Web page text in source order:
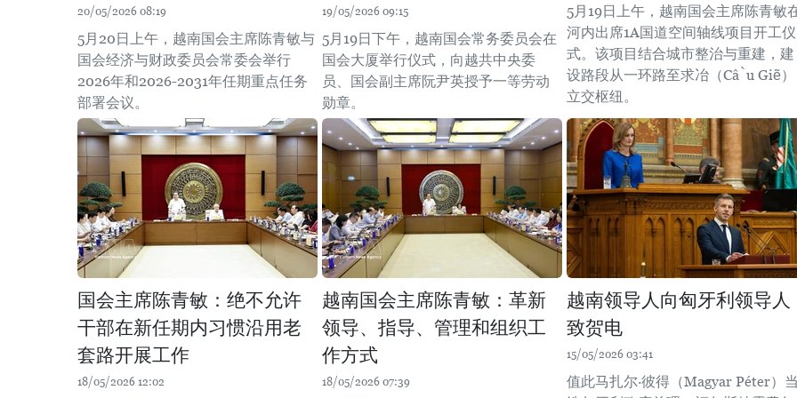
20/05/2026 08:19
5月20日上午，越南国会主席陈青敏与
国会经济与财政委员会常委会举行
2026年和2026-2031年任期重点任务
部署会议。
19/05/2026 09:15
5月19日下午，越南国会常务委员会在
国会大厦举行仪式，向越共中央委
员、国会副主席阮尹英授予一等劳动
勋章。
5月19日上午，越南国会主席陈青敏
河内出席1A国道空间轴线项目开工仪
式。该项目结合城市整治与重建，建
设路段从一环路至求冶（Cầu Giẽ）
立交枢纽。
国会主席陈青敏：绝不允许
干部在新任期内习惯沿用老
套路开展工作
18/05/2026 12:02
越南国会主席陈青敏：革新
领导、指导、管理和组织工
作方式
18/05/2026 07:39
越南领导人向匈牙利领导人
致贺电
15/05/2026 03:41
值此马扎尔·彼得（Magyar Péter）